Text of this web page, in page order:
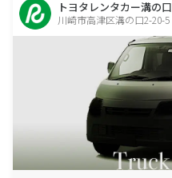
トヨタレンタカー溝の口
川崎市高津区溝の口2-20-5